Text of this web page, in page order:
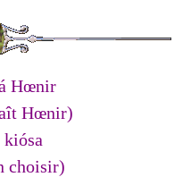
Hœnir
Hœnir)
choisir)